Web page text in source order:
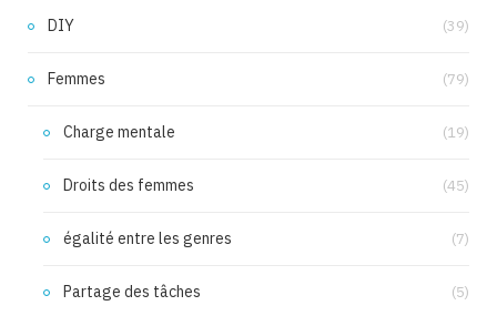
DIY (39)
Femmes (79)
Charge mentale (19)
Droits des femmes (45)
égalité entre les genres (7)
Partage des tâches (5)